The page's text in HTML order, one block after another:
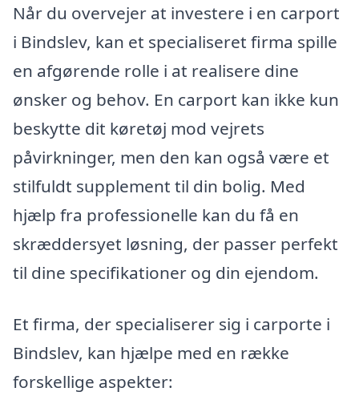
Når du overvejer at investere i en carport
i Bindslev, kan et specialiseret firma spille
en afgørende rolle i at realisere dine
ønsker og behov. En carport kan ikke kun
beskytte dit køretøj mod vejrets
påvirkninger, men den kan også være et
stilfuldt supplement til din bolig. Med
hjælp fra professionelle kan du få en
skræddersyet løsning, der passer perfekt
til dine specifikationer og din ejendom.
Et firma, der specialiserer sig i carporte i
Bindslev, kan hjælpe med en række
forskellige aspekter: